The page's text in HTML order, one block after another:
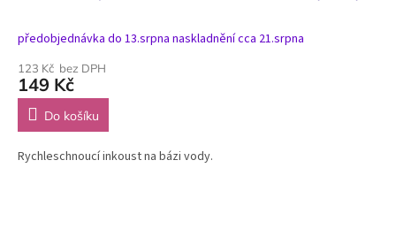
předobjednávka do 13.srpna naskladnění cca 21.srpna
123 Kč bez DPH
149 Kč
Do košíku
Rychleschnoucí inkoust na bázi vody.